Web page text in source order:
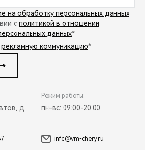
на обработку персональных данных
с политикой в отношении
данных*
рекламную коммуникацию*
д.
Режим работы:
пн-вс: 09:00-20:00
info@vm-chery.ru